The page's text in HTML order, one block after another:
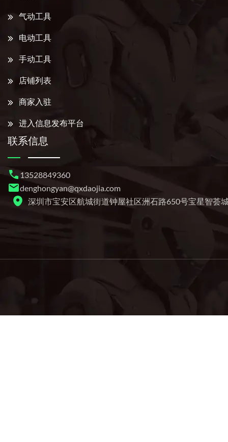
气动工具
电动工具
手动工具
店铺列表
商家入驻
进入信息发布平台
联系信息
13528849360
denghongyan@qxdaojia.com
深圳市宝安区航城街道钟屋社区洲石路650号宝星智荟